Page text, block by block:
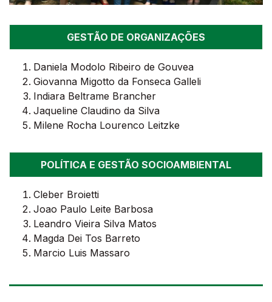
GESTÃO DE ORGANIZAÇÕES
Daniela Modolo Ribeiro de Gouvea
Giovanna Migotto da Fonseca Galleli
Indiara Beltrame Brancher
Jaqueline Claudino da Silva
Milene Rocha Lourenco Leitzke
POLÍTICA E GESTÃO SOCIOAMBIENTAL
Cleber Broietti
Joao Paulo Leite Barbosa
Leandro Vieira Silva Matos
Magda Dei Tos Barreto
Marcio Luis Massaro